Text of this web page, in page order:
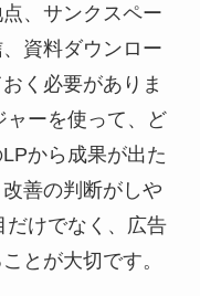
、サンクスペー
資料ダウンロー
く必要がありま
ャーを使って、ど
から成果が出た
善の判断がしや
だけでなく、広告
とが大切です。